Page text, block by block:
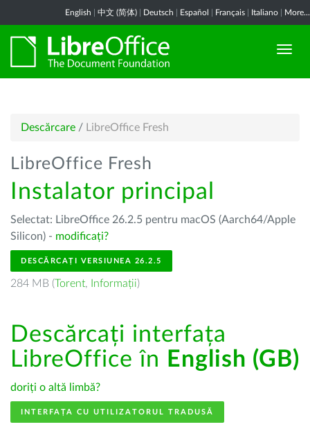
English 中文 (简体) Deutsch Español Français Italiano More...
Descărcare / LibreOffice Fresh
LibreOffice Fresh
Instalator principal
Selectat: LibreOffice 26.2.5 pentru macOS (Aarch64/Apple
Silicon) - modificați?
DESCĂRCAȚI VERSIUNEA 26.2.5
284 MB (Torent, Informații)
Descărcați interfața
LibreOffice în English (GB)
doriți o altă limbă?
INTERFAȚA CU UTILIZATORUL TRADUSĂ